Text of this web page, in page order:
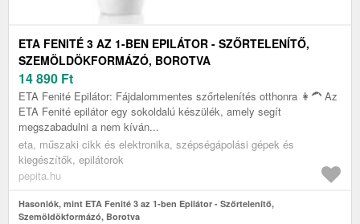
ETA FENITÉ 3 AZ 1-BEN EPILÁTOR - SZŐRTELENÍTŐ,
SZEMÖLDÖKFORMÁZÓ, BOROTVA
14 890 Ft
ETA Fenité Epilátor: Fájdalommentes szőrtelenítés otthonra 👩‍🦱 Az
ETA Fenité epilátor egy sokoldalú készülék, amely segít
megszabadulni a nem kíván...
eta, műszaki cikk és elektronika, szépségápolási gépek és
kiegészítők, epilátorok
pepita.hu
Hasonlók, mint ETA Fenité 3 az 1-ben Epilátor - Szőrtelenítő,
Szemöldökformázó, Borotva